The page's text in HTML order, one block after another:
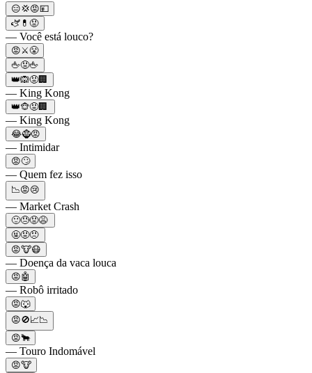
😑💢😡💴
🫏💊😡
— Você está louco?
😡⚔️😤
🖕😡🖕
👑🙉😡🏢
— King Kong
👑🐵😡🏢
— King Kong
😂🧌😡
— Intimidar
😡🙄
— Quem fez isso
📉😡😢
— Market Crash
🙂😓😡😩
🤬😡😠
😡🐮😷
— Doença da vaca louca
😡🤖
— Robô irritado
😡🐺
😡🚫📈📉
😡🐂
— Touro Indomável
😡🐮